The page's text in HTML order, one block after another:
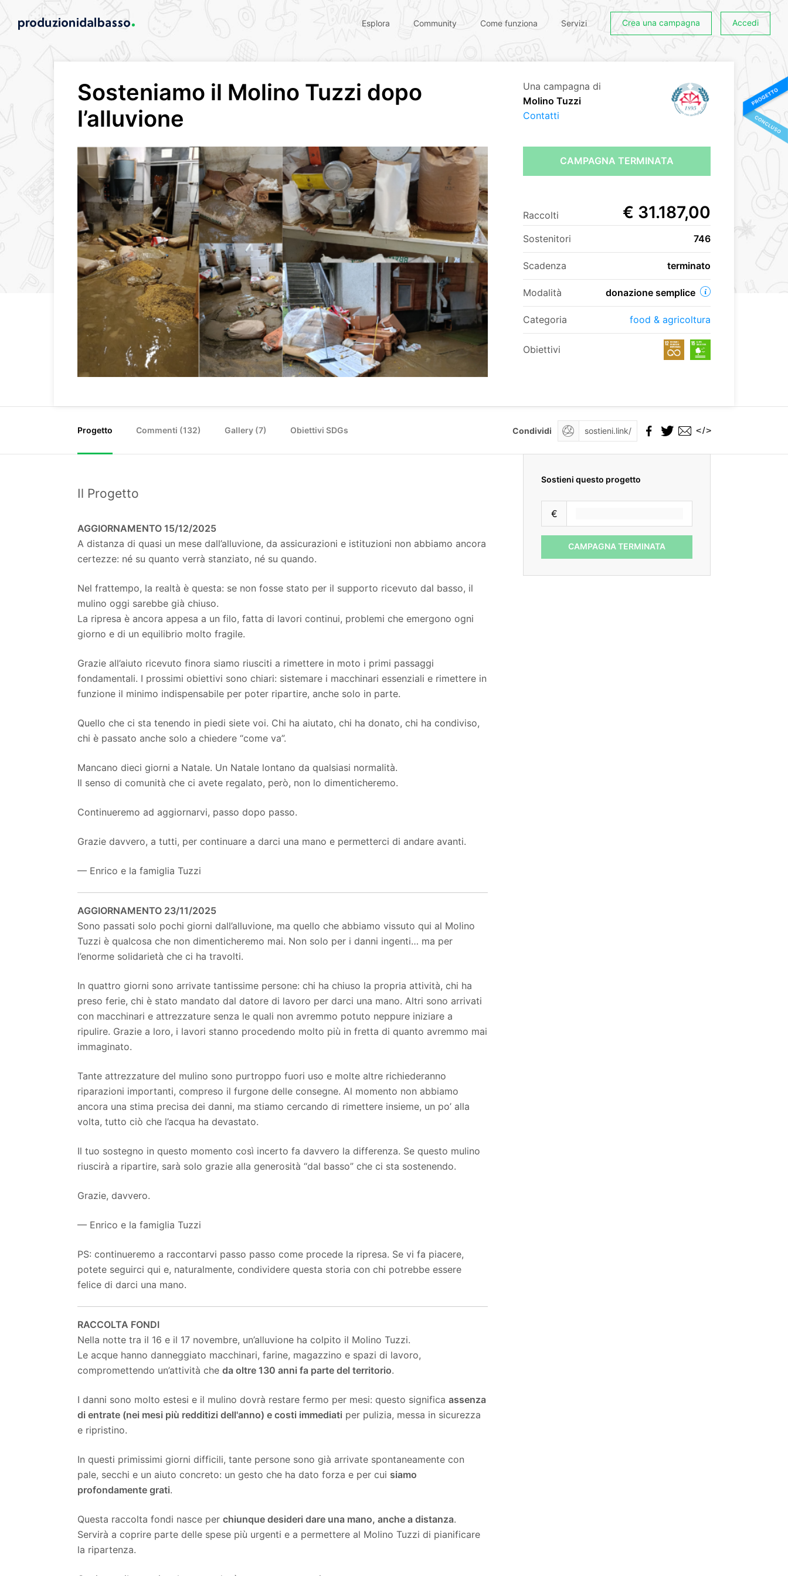
Esplora Community Come funziona Servizi Crea una campagna Accedi
Sosteniamo il Molino Tuzzi dopo
l’alluvione
Una campagna di
Molino Tuzzi
Contatti
CAMPAGNA TERMINATA
Raccolti € 31.187,00
Sostenitori 746
Scadenza terminato
Modalità donazione semplice
Categoria food & agricoltura
Obiettivi
Progetto Commenti (132) Gallery (7) Obiettivi SDGs Condividi </>
Il Progetto
AGGIORNAMENTO 15/12/2025
A distanza di quasi un mese dall’alluvione, da assicurazioni e istituzioni non abbiamo ancora
certezze: né su quanto verrà stanziato, né su quando.
Nel frattempo, la realtà è questa: se non fosse stato per il supporto ricevuto dal basso, il
mulino oggi sarebbe già chiuso.
La ripresa è ancora appesa a un filo, fatta di lavori continui, problemi che emergono ogni
giorno e di un equilibrio molto fragile.
Grazie all’aiuto ricevuto finora siamo riusciti a rimettere in moto i primi passaggi
fondamentali. I prossimi obiettivi sono chiari: sistemare i macchinari essenziali e rimettere in
funzione il minimo indispensabile per poter ripartire, anche solo in parte.
Quello che ci sta tenendo in piedi siete voi. Chi ha aiutato, chi ha donato, chi ha condiviso,
chi è passato anche solo a chiedere “come va”.
Mancano dieci giorni a Natale. Un Natale lontano da qualsiasi normalità.
Il senso di comunità che ci avete regalato, però, non lo dimenticheremo.
Continueremo ad aggiornarvi, passo dopo passo.
Grazie davvero, a tutti, per continuare a darci una mano e permetterci di andare avanti.
— Enrico e la famiglia Tuzzi
AGGIORNAMENTO 23/11/2025
Sono passati solo pochi giorni dall’alluvione, ma quello che abbiamo vissuto qui al Molino
Tuzzi è qualcosa che non dimenticheremo mai. Non solo per i danni ingenti… ma per
l’enorme solidarietà che ci ha travolti.
In quattro giorni sono arrivate tantissime persone: chi ha chiuso la propria attività, chi ha
preso ferie, chi è stato mandato dal datore di lavoro per darci una mano. Altri sono arrivati
con macchinari e attrezzature senza le quali non avremmo potuto neppure iniziare a
ripulire. Grazie a loro, i lavori stanno procedendo molto più in fretta di quanto avremmo mai
immaginato.
Tante attrezzature del mulino sono purtroppo fuori uso e molte altre richiederanno
riparazioni importanti, compreso il furgone delle consegne. Al momento non abbiamo
ancora una stima precisa dei danni, ma stiamo cercando di rimettere insieme, un po’ alla
volta, tutto ciò che l’acqua ha devastato.
Il tuo sostegno in questo momento così incerto fa davvero la differenza. Se questo mulino
riuscirà a ripartire, sarà solo grazie alla generosità “dal basso” che ci sta sostenendo.
Grazie, davvero.
— Enrico e la famiglia Tuzzi
PS: continueremo a raccontarvi passo passo come procede la ripresa. Se vi fa piacere,
potete seguirci qui e, naturalmente, condividere questa storia con chi potrebbe essere
felice di darci una mano.
RACCOLTA FONDI
Nella notte tra il 16 e il 17 novembre, un’alluvione ha colpito il Molino Tuzzi.
Le acque hanno danneggiato macchinari, farine, magazzino e spazi di lavoro,
compromettendo un’attività che da oltre 130 anni fa parte del territorio.
I danni sono molto estesi e il mulino dovrà restare fermo per mesi: questo significa assenza
di entrate (nei mesi più redditizi dell'anno) e costi immediati per pulizia, messa in sicurezza
e ripristino.
In questi primissimi giorni difficili, tante persone sono già arrivate spontaneamente con
pale, secchi e un aiuto concreto: un gesto che ha dato forza e per cui siamo
profondamente grati.
Questa raccolta fondi nasce per chiunque desideri dare una mano, anche a distanza.
Servirà a coprire parte delle spese più urgenti e a permettere al Molino Tuzzi di pianificare
la ripartenza.
Sostieni questo progetto
€
CAMPAGNA TERMINATA